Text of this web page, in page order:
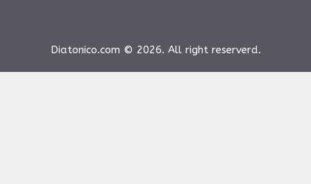
Diatonico.com © 2026. All right reserverd.